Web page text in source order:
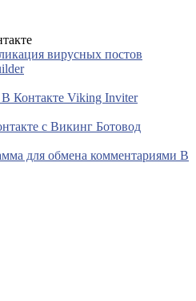
вирусных постов
Контакте Viking Inviter
с Викинг Ботовод
для обмена комментариями В